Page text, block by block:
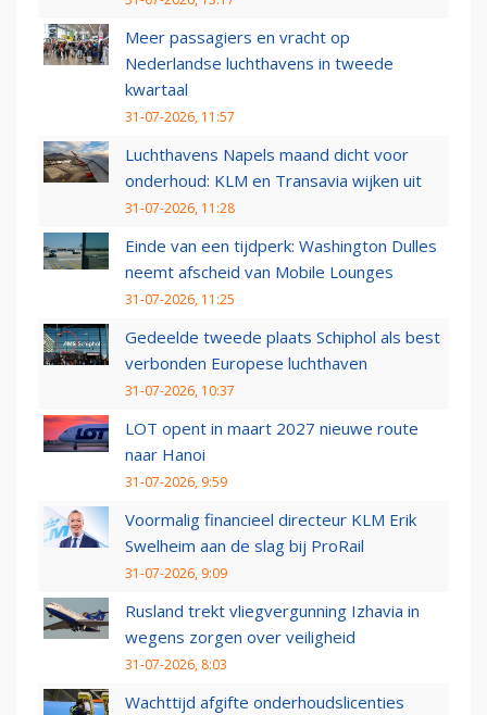
Meer passagiers en vracht op
Nederlandse luchthavens in tweede
kwartaal
31-07-2026, 11:57
Luchthavens Napels maand dicht voor
onderhoud: KLM en Transavia wijken uit
31-07-2026, 11:28
Einde van een tijdperk: Washington Dulles
neemt afscheid van Mobile Lounges
31-07-2026, 11:25
Gedeelde tweede plaats Schiphol als best
verbonden Europese luchthaven
31-07-2026, 10:37
LOT opent in maart 2027 nieuwe route
naar Hanoi
31-07-2026, 9:59
Voormalig financieel directeur KLM Erik
Swelheim aan de slag bij ProRail
31-07-2026, 9:09
Rusland trekt vliegvergunning Izhavia in
wegens zorgen over veiligheid
31-07-2026, 8:03
Wachttijd afgifte onderhoudslicenties